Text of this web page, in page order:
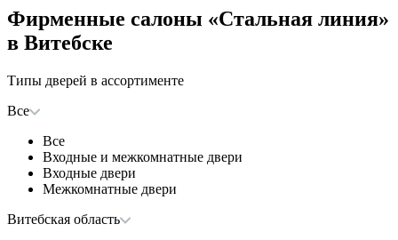
Фирменные салоны «Стальная линия»
в Витебске
Типы дверей в ассортименте
Все
Все
Входные и межкомнатные двери
Входные двери
Межкомнатные двери
Витебская область